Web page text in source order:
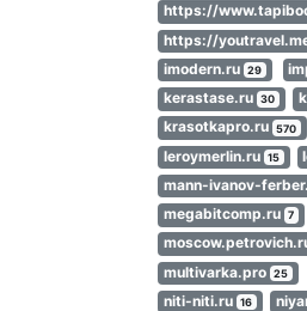
https://
https://
imodern.ru 29
kerastase.ru 30
krasotkapro.ru 570
leroymerlin.ru 15
mann-ivanov-
megabitcomp.ru 7
multivarka.pro 25
niti-niti.ru 16